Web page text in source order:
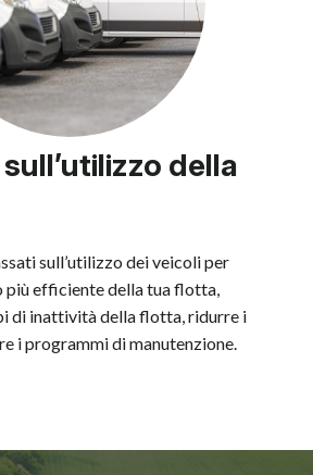
della
sull’utilizzo dei veicoli per
più efficiente della tua flotta,
di inattività della flotta, ridurre i
i programmi di manutenzione.